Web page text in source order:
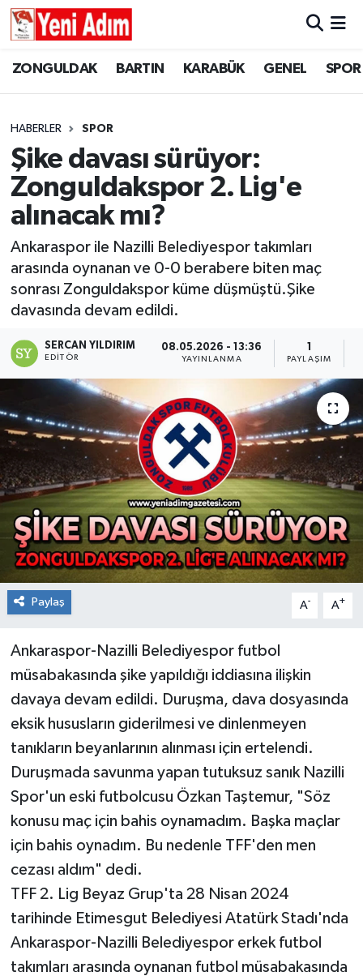
ZONGULDAK BARTIN KARABÜK GENEL SPOR
HABERLER SPOR
Şike davası sürüyor:
Zonguldakspor 2. Lig'e
alınacak mı?
Ankaraspor ile Nazilli Belediyespor takımları
arasında oynanan ve 0-0 berabere biten maç
sonrası Zonguldakspor küme düşmüştü.Şike
davasında devam edildi.
SERCAN YILDIRIM
EDITÖR
08.05.2026 - 13:36
YAYINLANMA PAYLAŞIM
Paylaş A- A+
Ankaraspor-Nazilli Belediyespor futbol
müsabakasında şike yapıldığı iddiasına ilişkin
davaya devam edildi. Duruşma, dava dosyasında
eksik hususların giderilmesi ve dinlenmeyen
tanıkların beyanlarının alınması için ertelendi.
Duruşmada savunma yapan tutuksuz sanık Nazilli
Spor'un eski futbolcusu Özkan Taştemur, "Söz
konusu maç için bahis oynamadım. Başka maçlar
için bahis oynadım. Bu nedenle TFF'den men
cezası aldım" dedi.
TFF 2. Lig Beyaz Grup'ta 28 Nisan 2024
tarihinde Etimesgut Belediyesi Atatürk Stadı'nda
Ankaraspor-Nazilli Belediyespor erkek futbol
takımları arasında oynanan futbol müsabakasında
ZONGULDAK
GÜNCEL
SİYASET
RESMİ İLAN
ZONGULDAK
GENEL
SPOR
SİYASET
SAĞLIK
GÜNCEL
RESMİ İLAN
Künye
Zonguldak Hava Durumu
Tüm Manşetler
Son Dakika Haberleri
Haber Arşivi